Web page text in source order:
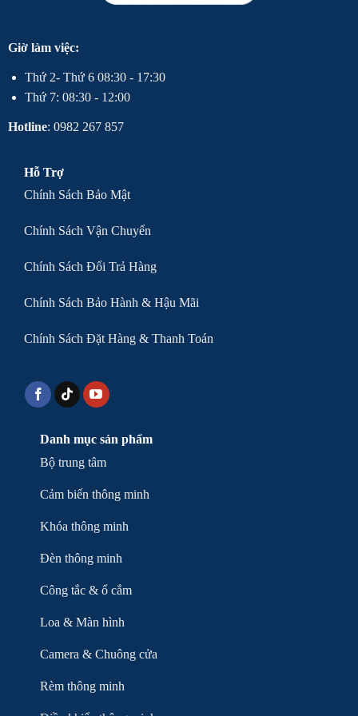
Giờ làm việc:
Thứ 2- Thứ 6 08:30 - 17:30
Thứ 7: 08:30 - 12:00
Hotline: 0982 267 857
Hỗ Trợ
Chính Sách Bảo Mật
Chính Sách Vận Chuyển
Chính Sách Đổi Trả Hàng
Chính Sách Bảo Hành & Hậu Mãi
Chính Sách Đặt Hàng & Thanh Toán
Danh mục sản phẩm
Bộ trung tâm
Cảm biến thông minh
Khóa thông minh
Đèn thông minh
Công tắc & ổ cắm
Loa & Màn hình
Camera & Chuông cửa
Rèm thông minh